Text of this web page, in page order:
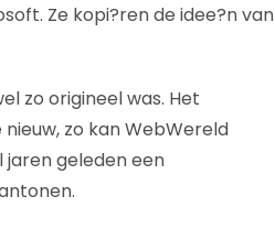
Ze kopi?ren de idee?n van
zo origineel was. Het
zo kan WebWereld
jaren geleden een